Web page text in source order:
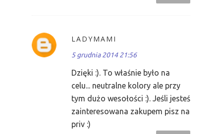
LADYMAMI
5 grudnia 2014 21:56
Dzięki :). To właśnie było na
celu... neutralne kolory ale przy
tym dużo wesołości :). Jeśli jesteś
zainteresowana zakupem pisz na
priv :)